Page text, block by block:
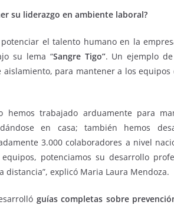
su liderazgo en ambiente laboral?
el talento humano en la
su lema “Sangre Tigo”. Un ejemplo
para mantener a los equipos
hemos trabajado arduamente para
en casa; también hemos
3.000 colaboradores a nivel
potenciamos su desarrollo
explicó Maria Laura Mendoza.
guías completas sobre